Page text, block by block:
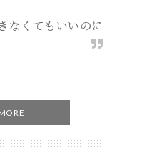
なくてもいいのに